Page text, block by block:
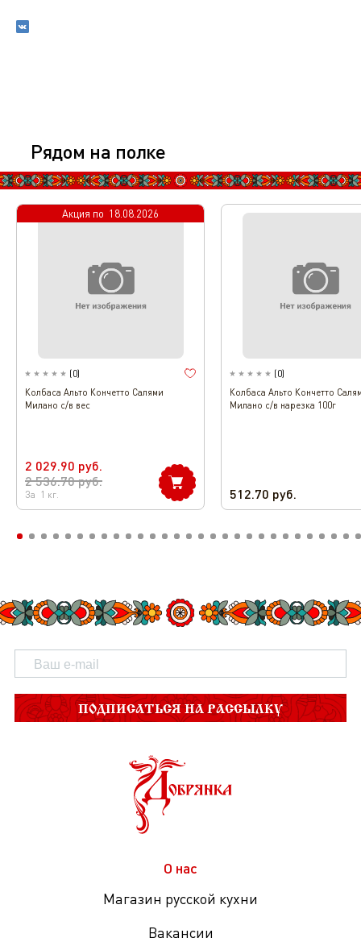
Рядом на полке
Акция по 18.08.2026
(0)
Колбаса Альто Кончетто Салями
Милано с/в вес
2 029.90 руб.
2 536.70руб.
За 1 кг.
(0)
Колбаса Альто Кончетто
Милано с/в нарезка 100г
512.70 руб.
ПОДПИСАТЬСЯ НА РАССЫЛКУ
О нас
Магазин русской кухни
Вакансии